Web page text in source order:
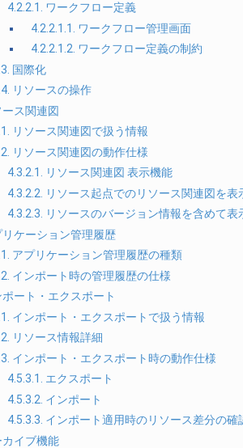
4.2.2.1. ワークフロー定義
4.2.2.1.1. ワークフロー管理画面
4.2.2.1.2. ワークフロー定義の制約
国際化
リソースの操作
ース関連図
リソース関連図で扱う情報
リソース関連図の動作仕様
4.3.2.1. リソース関連図 表示機能
4.3.2.2. リソース起点でのリソース関連図を表
4.3.2.3. リソースのバージョン情報を含めて表
リケーション管理履歴
アプリケーション管理履歴の種類
インポート時の管理履歴の仕様
ポート・エクスポート
インポート・エクスポートで扱う情報
リソース情報詳細
インポート・エクスポート時の動作仕様
4.5.3.1. エクスポート
4.5.3.2. インポート
4.5.3.3. インポート適用時のリソース差分の確
カイブ機能